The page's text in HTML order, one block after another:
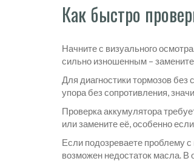
Как быстро
Начните с визуального
сильно изношенным –
Для диагностики тормозов
упора без сопротивления,
Проверка аккумулятора
или замените её, особенно
Если подозреваете проблему
возможен недостаток масла. В